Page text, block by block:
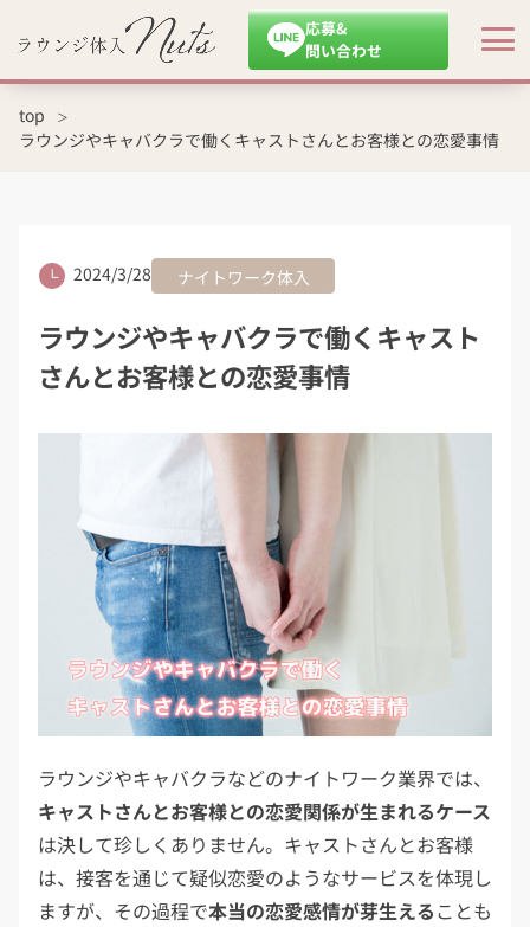
応募&
問い合わせ
top
ラウンジやキャバクラで働くキャストさんとお客様との恋愛事情
2024/3/28 ナイトワーク体入
ラウンジやキャバクラで働くキャスト
さんとお客様との恋愛事情
ラウンジやキャバクラなどのナイトワーク業界では、
キャストさんとお客様との恋愛関係が生まれるケース
は決して珍しくありません。キャストさんとお客様
は、接客を通じて疑似恋愛のようなサービスを体現し
ますが、その過程で本当の恋愛感情が芽生えることも